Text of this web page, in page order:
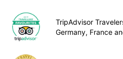
TripAdvisor
Germany, France